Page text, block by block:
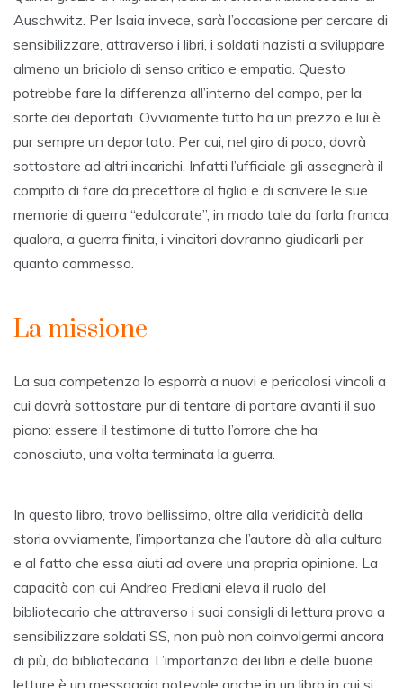
Auschwitz. Per Isaia invece, sarà l’occasione per cercare di
sensibilizzare, attraverso i libri, i soldati nazisti a sviluppare
almeno un briciolo di senso critico e empatia. Questo
potrebbe fare la differenza all’interno del campo, per la
sorte dei deportati. Ovviamente tutto ha un prezzo e lui è
pur sempre un deportato. Per cui, nel giro di poco, dovrà
sottostare ad altri incarichi. Infatti l’ufficiale gli assegnerà il
compito di fare da precettore al figlio e di scrivere le sue
memorie di guerra “edulcorate”, in modo tale da farla franca
qualora, a guerra finita, i vincitori dovranno giudicarli per
quanto commesso.
La missione
La sua competenza lo esporrà a nuovi e pericolosi vincoli a
cui dovrà sottostare pur di tentare di portare avanti il suo
piano: essere il testimone di tutto l’orrore che ha
conosciuto, una volta terminata la guerra.
In questo libro, trovo bellissimo, oltre alla veridicità della
storia ovviamente, l’importanza che l’autore dà alla cultura
e al fatto che essa aiuti ad avere una propria opinione. La
capacità con cui Andrea Frediani eleva il ruolo del
bibliotecario che attraverso i suoi consigli di lettura prova a
sensibilizzare soldati SS, non può non coinvolgermi ancora
di più, da bibliotecaria. L’importanza dei libri e delle buone
letture è un messaggio notevole anche in un libro in cui si